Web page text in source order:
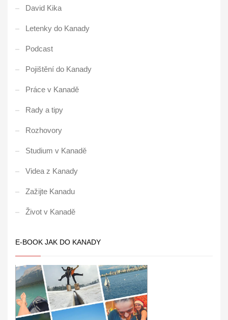
David Kika
Letenky do Kanady
Podcast
Pojištění do Kanady
Práce v Kanadě
Rady a tipy
Rozhovory
Studium v Kanadě
Videa z Kanady
Zažijte Kanadu
Život v Kanadě
E-BOOK JAK DO KANADY